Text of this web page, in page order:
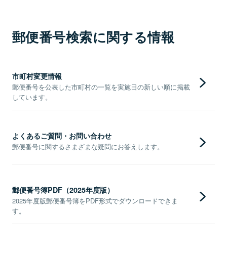
郵便番号検索に関する情報
市町村変更情報
郵便番号を公表した市町村の一覧を実施日の新しい順に掲載
しています。
よくあるご質問・お問い合わせ
郵便番号に関するさまざまな疑問にお答えします。
郵便番号簿PDF（2025年度版）
2025年度版郵便番号簿をPDF形式でダウンロードできま
す。